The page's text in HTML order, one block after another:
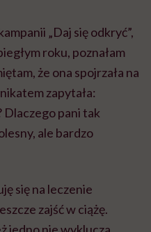
„Daj się odkryć”,
roku, poznałam
że ona spojrzała na
zapytała:
Dlaczego pani tak
ale bardzo
się na leczenie
zajść w ciążę.
jedno nie wyklucza